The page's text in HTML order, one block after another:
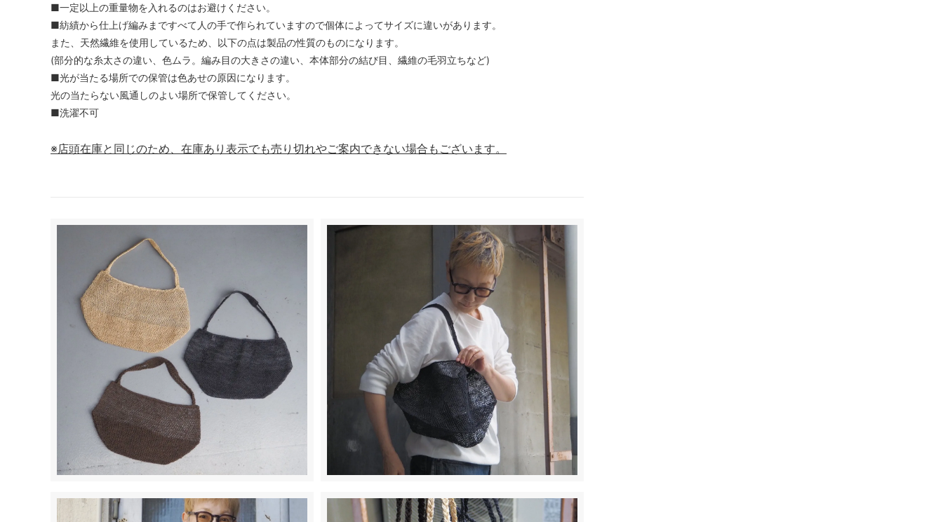
■一定以上の重量物を入れるのはお避けください。
■紡績から仕上げ編みまですべて人の手で作られていますので個体によってサイズに違いがあります。
また、天然繊維を使用しているため、以下の点は製品の性質のものになります。
(部分的な糸太さの違い、色ムラ。編み目の大きさの違い、本体部分の結び目、繊維の毛羽立ちなど)
■光が当たる場所での保管は色あせの原因になります。
光の当たらない風通しのよい場所で保管してください。
■洗濯不可
※店頭在庫と同じのため、在庫あり表示でも売り切れやご案内できない場合もございます。